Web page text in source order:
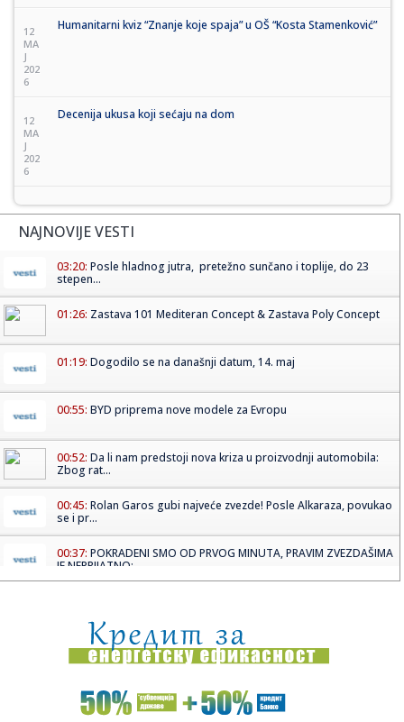
12
MA
J
202
6
Humanitarni kviz “Znanje koje spaja” u OŠ “Kosta Stamenković”
12
MA
J
202
6
Decenija ukusa koji sećaju na dom
NAJNOVIJE VESTI
03:20: Posle hladnog jutra, pretežno sunčano i toplije, do 23
stepen...
01:26: Zastava 101 Mediteran Concept & Zastava Poly Concept
01:19: Dogodilo se na današnji datum, 14. maj
00:55: BYD priprema nove modele za Evropu
00:52: Da li nam predstoji nova kriza u proizvodnji automobila:
Zbog rat...
00:45: Rolan Garos gubi najveće zvezde! Posle Alkaraza, povukao
se i pr...
00:37: POKRADENI SMO OD PRVOG MINUTA, PRAVIM ZVEZDAŠIMA
JE NEPRIJATNO: ...
00:21:Tanjga grmi na Pavla Ilića: Potkradani smo od prvog
minuta, prav...
00:18:Horor u Nemačkoj! Pedijatar optužen za 130 monstruoznih
dela na...